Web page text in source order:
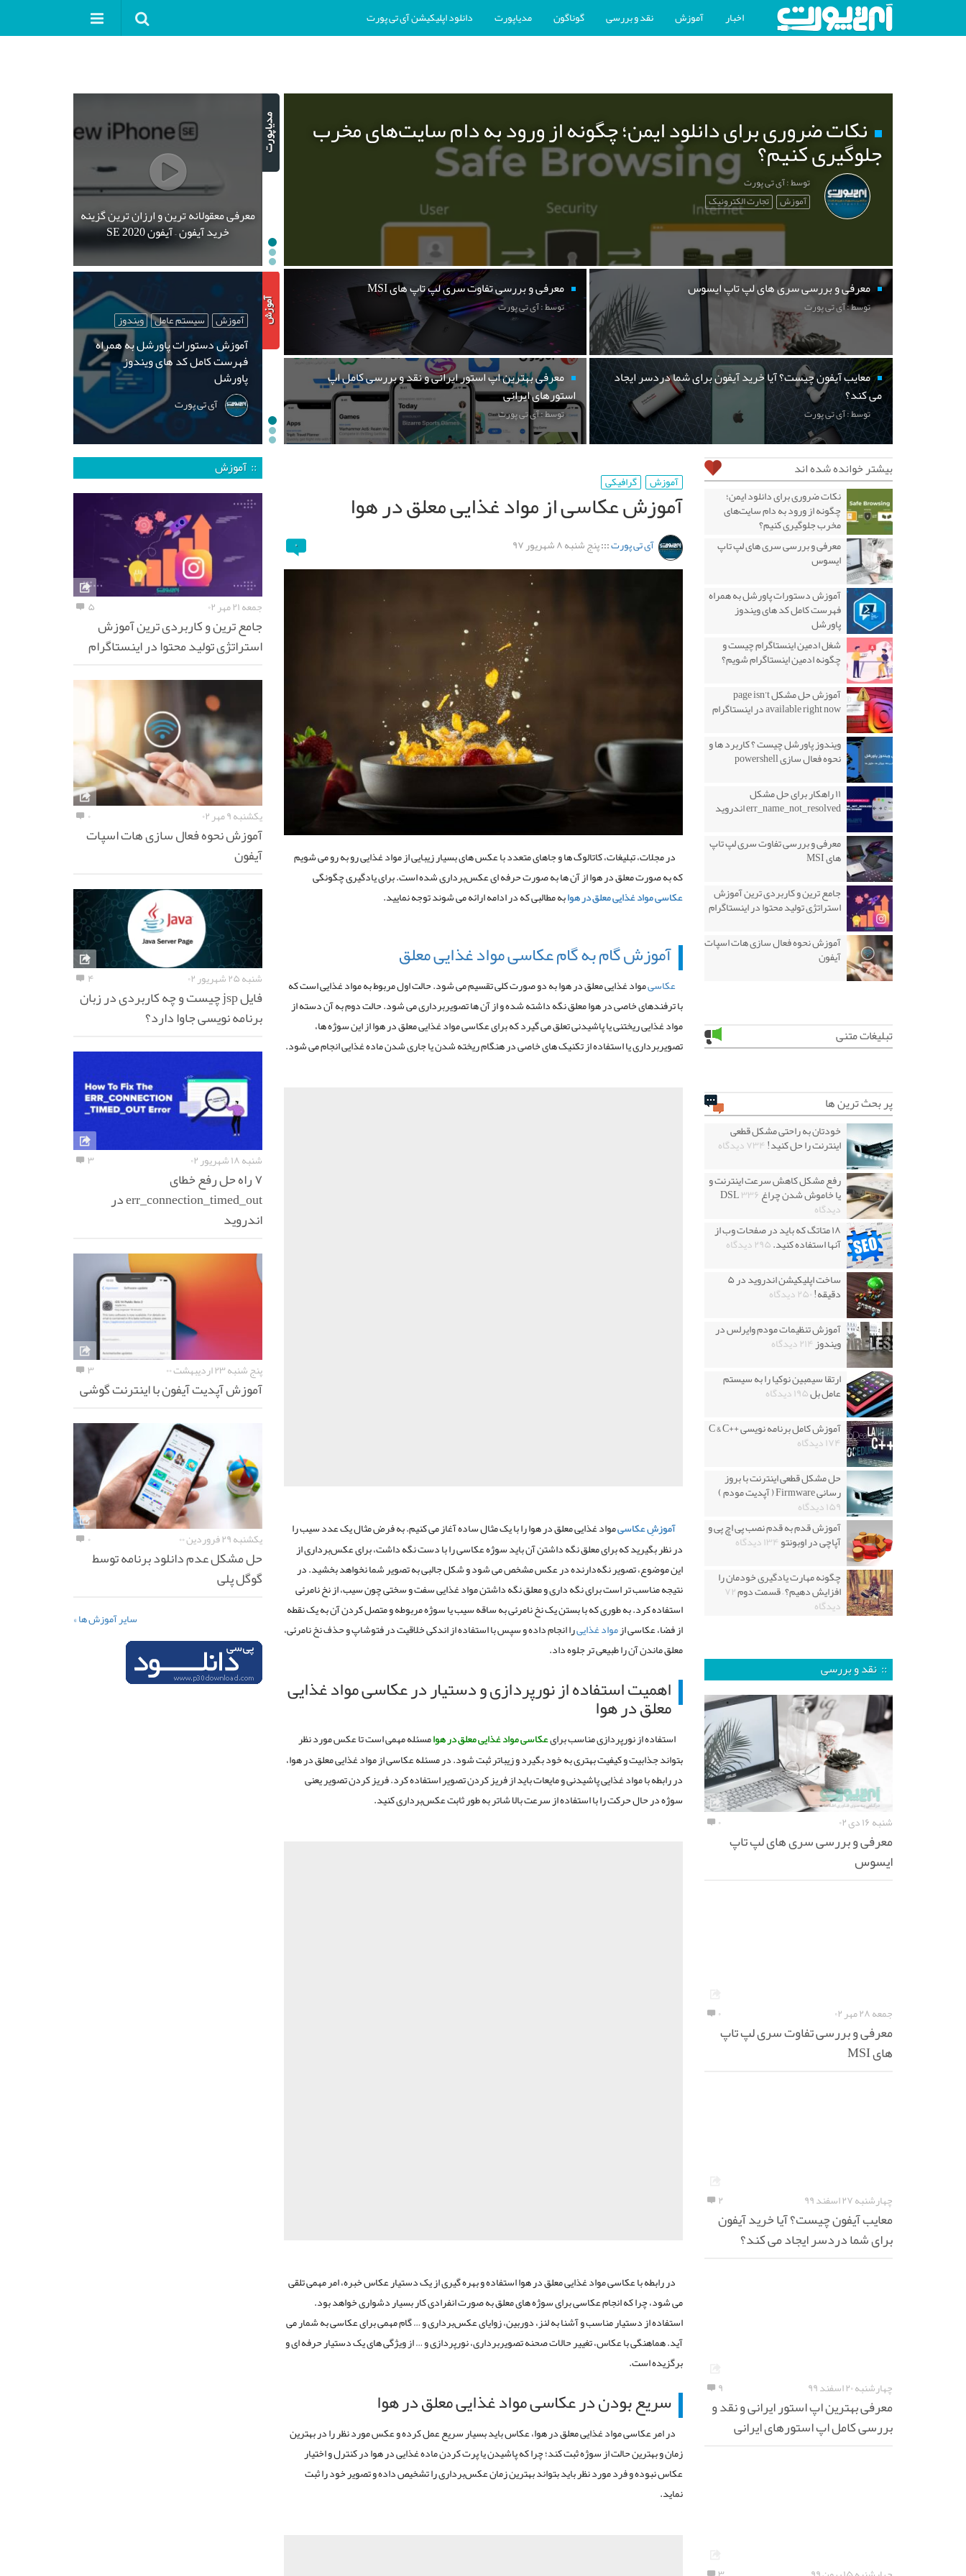
اخبار آموزش نقد و بررسی گوناگون مدیاپورت دانلود اپلیکیشن آی تی پورت
نکات ضروری برای دانلود ایمن؛ چگونه از ورود به دام سایت‌های مخرب
جلوگیری کنیم؟
توسط : آی تی پورت
آموزش تجارت الکترونیک
معرفی و بررسی سری های لپ تاپ ایسوس
توسط : آی تی پورت
معرفی و بررسی تفاوت سری لپ تاپ های MSI
توسط : آی تی پورت
معایب آیفون چیست؟ آیا خرید آیفون برای شما دردسر ایجاد
می کند؟
توسط : آی تی پورت
معرفی بهترین اپ استور ایرانی و نقد و بررسی کامل اپ
استورهای ایرانی
توسط : آی تی پورت
معرفی معقولانه ترین و ارزان ترین گزینه
خرید آیفون – آیفون SE 2020
آموزش سیستم عامل ویندوز
آموزش دستورات پاورشل به همراه
فهرست کامل کد های ویندوز
پاورشل
آی تی پورت
آموزش گرافیکی
آموزش عکاسی از مواد غذایی معلق در هوا
آی تی پورت:::پنج شنبه ۸ شهریور ۹۷ ۰
در مجلات، تبلیغات، کاتالوگ ها و جاهای متعدد با عکس های بسیار زیبایی از مواد غذایی رو به رو می شویم
که به صورت معلق در هوا از آن ها به صورت حرفه ای عکس‌برداری شده است. برای یادگیری چگونگی
عکاسی مواد غذایی معلق در هوابه مطالبی که در ادامه ارائه می شوند توجه نمایید.
آموزش گام به گام عکاسی مواد غذایی معلق
عکاسیمواد غذایی معلق در هوا به دو صورت کلی تقسیم می شود. حالت اول مربوط به مواد غذایی است که
با ترفندهای خاصی در هوا معلق نگه داشته شده و از آن ها تصویربرداری می شود. حالت دوم به آن دسته از
مواد غذایی ریختنی یا پاشیدنی تعلق می گیرد که برای عکاسی مواد غذایی معلق در هوا از این سوژه ها،
تصویربرداری یا استفاده از تکنیک های خاصی در هنگام ریخته شدن یا جاری شدن ماده غذایی انجام می شود.
آموزشِ عکاسیمواد غذایی معلق در هوا را با یک مثال ساده آغاز می کنیم. به فرض مثال یک عدد سیب را
در نظر بگیرید که برای معلق نگه داشتن آن باید سوژه عکاسی را با دست نگه داشت، برای عکس‌برداری از
این موضوع، تصویر نگه‌دارنده در عکس مشخص می شود و شکل جالبی به تصویر شما نخواهد بخشید. در
نتیجه مناسب تر است برای نگه داری و معلق نگه داشتن مواد غذایی سفت و سختی چون سیب، از نخ نامرئی
استفاده کرد. به طوری که با بستن یک نخ نامرئی به ساقه سیب یا سوژه مربوطه و متصل کردن آن به یک نقطه
از فضا، عکاسی ازمواد غذاییرا انجام داده و سپس با استفاده از اندکی خلاقیت در فتوشاپ و حذف نخ نامرئی،
معلق ماندن آن را طبیعی تر جلوه داد.
اهمیت استفاده از نورپردازی و دستیار در عکاسی مواد غذایی
معلق در هوا
استفاده از نورپردازی مناسب برایعکاسی مواد غذایی معلق در هوامسئله مهمی است تا عکس مورد نظر
بتواند جذابیت و کیفیت بهتری به خود بگیرد و زیباتر ثبت شود. در مسئله عکاسی از مواد غذایی معلق در هوا،
در رابطه با مواد غذایی پاشیدنی و مایعات باید از فریز کردن تصویر استفاده کرد. فریز کردن تصویر یعنی
سوژه در حال حرکت را با استفاده از سرعت بالا شاتر به طور ثابت عکس‌برداری کنید.
در رابطه با عکاسی مواد غذایی معلق در هوا استفاده و بهره گیری از یک دستیار عکاس خبره، امر مهمی تلقی
می شود، چرا که انجام عکاسی برای سوژه های معلق به صورت انفرادی کار بسیار دشواری خواهد بود.
استفاده از دستیار مناسب و آشنا به لنز، دوربین، زوایای عکس‌برداری و … گام مهمی برای عکاسی به شمار می
آید. هماهنگی با عکاس، تغییر حالات صحنه تصویربرداری، نورپردازی و … از ویژگی های یک دستیار حرفه ای و
برگزیده است.
سریع بودن در عکاسی مواد غذایی معلق در هوا
در امر عکاسی مواد غذایی معلق در هوا، عکاس باید بسیار سریع عمل کرده و عکس مورد نظر را در بهترین
زمان و بهترین حالت از سوژه ثبت کند؛ چرا که پاشیدن یا پرت کردن ماده غذایی در هوا در کنترل و اختیار
عکاس نبوده و فرد مورد نظر باید بتواند بهترین زمان عکس‌برداری را تشخیص داده و تصویر خود را ثبت
نماید.
بیشتر خوانده شده اند
نکات ضروری برای دانلود ایمن؛
چگونه از ورود به دام سایت‌های
مخرب جلوگیری کنیم؟
معرفی و بررسی سری های لپ تاپ
ایسوس
آموزش دستورات پاورشل به همراه
فهرست کامل کد های ویندوز
پاورشل
شغل ادمین اینستاگرام چیست و
چگونه ادمین اینستاگرام شویم؟
آموزش حل مشکل page isn’t
available right now در اینستاگرام
ویندوز پاورشل چیست ؟ کاربرد ها و
نحوه فعال سازی powershell
۱۱ راهکار برای حل مشکل
err_name_not_resolved اندروید
معرفی و بررسی تفاوت سری لپ تاپ
های MSI
جامع ترین و کاربردی ترین آموزش
استراتژی تولید محتوا در اینستاگرام
آموزش نحوه فعال سازی هات اسپات
آیفون
تبلیغات متنی
پر بحث ترین ها
خودتان به راحتی مشکل قطعی
اینترنت را حل کنید!۷۳۴ دیدگاه
رفع مشکل کاهش سرعت اینترنت و
یا خاموش شدن چراغ DSL۳۳۶
دیدگاه
۱۸ متاتگ که باید در صفحات وب از
آنها استفاده کنید.۲۹۵ دیدگاه
ساخت اپلیکیشن اندروید در ۵
دقیقه!۲۵۰ دیدگاه
آموزش تنظیمات مودم وایرلس در
ویندوز۲۱۴ دیدگاه
ارتقا سیمبین نوکیا را به سیستم
عامل بل۱۹۵ دیدگاه
آموزش کامل برنامه نویسی ++C & C
۱۷۴ دیدگاه
حل مشکل قطعی اینترنت با بروز
رسانی Firmware ( آپدیت مودم )
۱۵۹ دیدگاه
آموزش قدم به قدم نصب پی اچ پی و
آپاچی در اوبونتو۱۳۴ دیدگاه
چگونه مهارت یادگیری خودمان را
افزایش دهیم؟ – قسمت دوم۷۲
دیدگاه
:: نقد و بررسی
شنبه ۱۶ دی ۰۲ ۰
معرفی و بررسی سری های لپ تاپ
ایسوس
جمعه ۲۸ مهر ۰۲ ۰
معرفی و بررسی تفاوت سری لپ تاپ
های MSI
چهارشنبه ۲۷ اسفند ۹۹ ۲
معایب آیفون چیست؟ آیا خرید آیفون
برای شما دردسر ایجاد می کند؟
چهارشنبه ۲۰ اسفند ۹۹ ۹
معرفی بهترین اپ استور ایرانی و نقد و
بررسی کامل اپ استورهای ایرانی
:: آموزش
جمعه ۲۱ مهر ۰۲ ۵
جامع ترین و کاربردی ترین آموزش
استراتژی تولید محتوا در اینستاگرام
یکشنبه ۹ مهر ۰۲ ۰
آموزش نحوه فعال سازی هات اسپات
آیفون
شنبه ۲۵ شهریور ۰۲ ۴
فایل jsp چیست و چه کاربردی در زبان
برنامه نویسی جاوا دارد؟
شنبه ۱۸ شهریور ۰۲ ۳
۷ راه حل رفع خطای
err_connection_timed_out در
اندروید
پنج شنبه ۲۳ اردیبهشت ۰۰ ۳
آموزش آپدیت آیفون با اینترنت گوشی
یکشنبه ۲۹ فروردین ۰۰ ۰
حل مشکل عدم دانلود برنامه توسط
گوگل پلی
سایر آموزش ها »